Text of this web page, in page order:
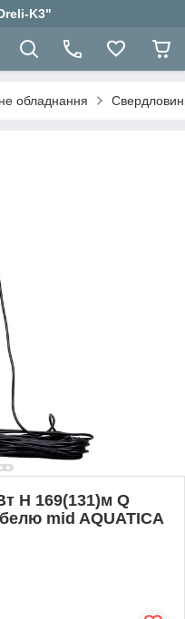
K3"
обладнання
H 169(131)м Q
mid AQUATICA